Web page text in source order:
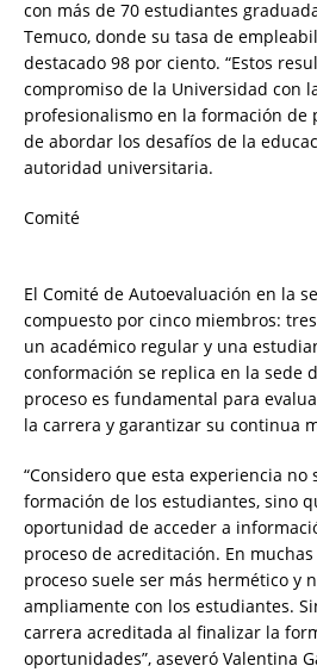
con más de 70 estudiantes
Temuco, donde su tasa de
destacado 98 por ciento. “Estos
compromiso de la Universidad con
profesionalismo en la formación de
de abordar los desafíos de la
autoridad universitaria.
Comité
El Comité de Autoevaluación en la
compuesto por cinco miembros:
un académico regular y una
conformación se replica en la sede
proceso es fundamental para
la carrera y garantizar su continua
“Considero que esta experiencia no
formación de los estudiantes, sino
oportunidad de acceder a
proceso de acreditación. En
proceso suele ser más hermético y
ampliamente con los estudiantes.
carrera acreditada al finalizar la
oportunidades”, aseveró Valentina